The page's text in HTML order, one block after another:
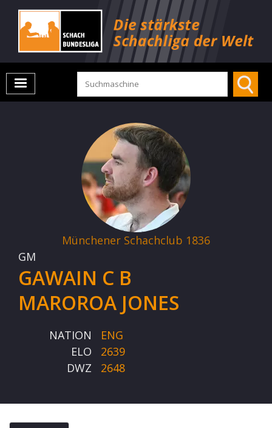
Münchener Schachclub 1836
GM
GAWAIN C B
MAROROA JONES
NATION
ENG
ELO
2639
DWZ
2648